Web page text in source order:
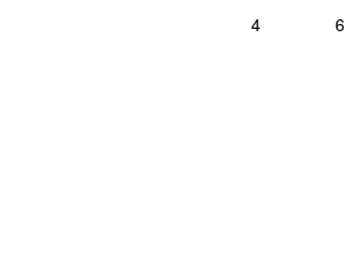
4 6